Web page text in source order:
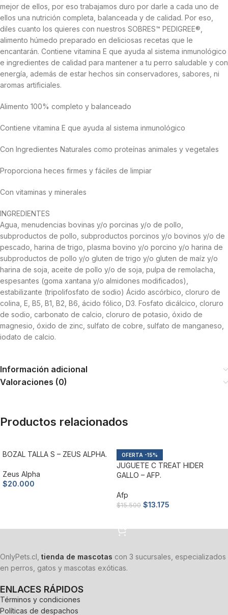
mejor de ellos, por eso trabajamos duro por darle a cada uno de
ellos una nutrición completa, balanceada y de calidad.​ Por eso,
diles cuanto los quieres con nuestros SOBRES™ PEDIGREE®,
alimento húmedo preparado en deliciosas recetas que le
encantarán. Contiene vitamina E que ayuda al sistema inmunológico
e ingredientes de calidad para mantener a tu perro saludable y con
energía, además de estar hechos sin conservadores, sabores, ni
aromas artificiales.​
Alimento 100% completo y balanceado
Contiene vitamina E que ayuda al sistema inmunológico
Con Ingredientes Naturales como proteínas animales y vegetales
Proporciona heces firmes y fáciles de limpiar
Con vitaminas y minerales
INGREDIENTES
Agua, menudencias bovinas y/o porcinas y/o de pollo,
subproductos de pollo, subproductos porcinos y/o bovinos y/o de
pescado, harina de trigo, plasma bovino y/o porcino y/o harina de
subproductos de pollo y/o gluten de trigo y/o gluten de maíz y/o
harina de soja, aceite de pollo y/o de soja, pulpa de remolacha,
espesantes (goma xantana y/o almidones modificados),
estabilizante (tripolifosfato de sodio) Ácido ascórbico, cloruro de
colina, E, B5, B1, B2, B6, ácido fólico, D3. Fosfato dicálcico, cloruro
de sodio, carbonato de calcio, cloruro de potasio, óxido de
magnesio, óxido de zinc, sulfato de cobre, sulfato de manganeso,
iodato de calcio.
Información adicional
Valoraciones (0)
Productos relacionados
BOZAL TALLA S – ZEUS ALPHA.
Zeus Alpha
$20.000
-15%
JUGUETE C TREAT HIDER
GALLO – AFP.
Afp
$15.500 $13.175
OnlyPets.cl, tienda de mascotas con 3 sucursales, especializados
en perros, gatos y mascotas exóticas.
ENLACES RÁPIDOS
Términos y condiciones
Políticas de despachos